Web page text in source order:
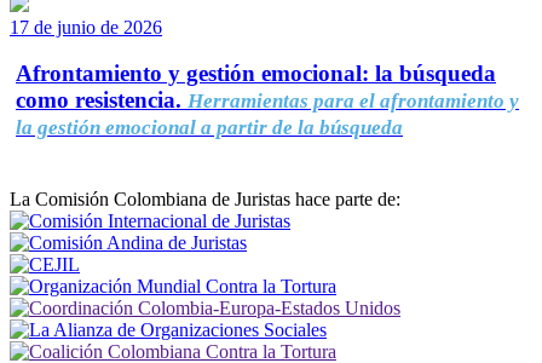
17 de junio de 2026
Afrontamiento y gestión emocional: la búsqueda
como resistencia. Herramientas para el afrontamiento y
la gestión emocional a partir de la búsqueda
La Comisión Colombiana de Juristas hace parte de: